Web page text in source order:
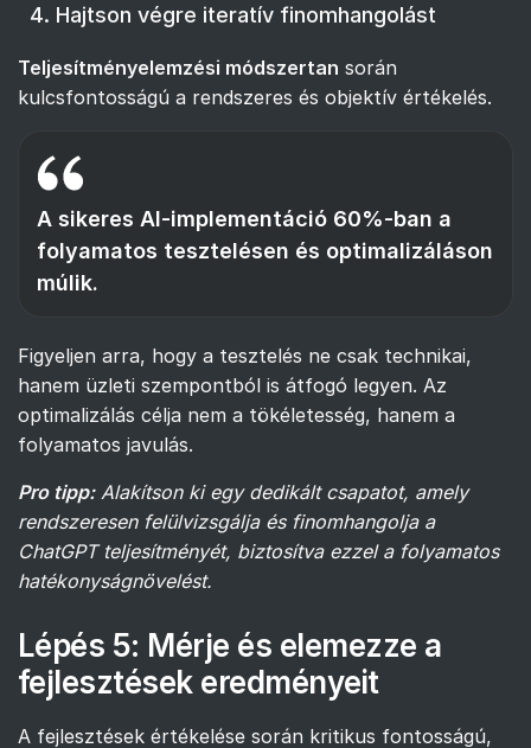
Hajtson végre iteratív finomhangolást
Teljesítményelemzési módszertan során
kulcsfontosságú a rendszeres és objektív értékelés.
A sikeres AI-implementáció 60%-ban a
folyamatos tesztelésen és optimalizáláson
múlik.
Figyeljen arra, hogy a tesztelés ne csak technikai,
hanem üzleti szempontból is átfogó legyen. Az
optimalizálás célja nem a tökéletesség, hanem a
folyamatos javulás.
Pro tipp: Alakítson ki egy dedikált csapatot, amely
rendszeresen felülvizsgálja és finomhangolja a
ChatGPT teljesítményét, biztosítva ezzel a folyamatos
hatékonyságnövelést.
Lépés 5: Mérje és elemezze a
fejlesztések eredményeit
A fejlesztések értékelése során kritikus fontosságú,